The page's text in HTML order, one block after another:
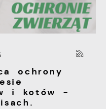
ochrony
i kotów -